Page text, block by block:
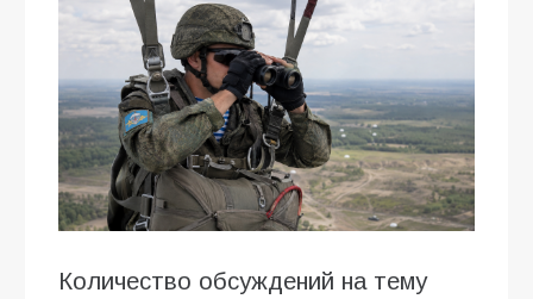
Количество обсуждений на тему